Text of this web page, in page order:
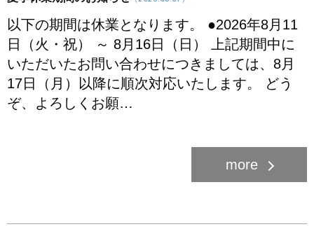
以下の期間は休業となります。 ●2026年8月11
日（火・祝） ～ 8月16日（日） 上記期間中に
いただいたお問い合わせにつきましては、8月
17日（月）以降に順次対応いたします。 どう
ぞ、よろしくお願…